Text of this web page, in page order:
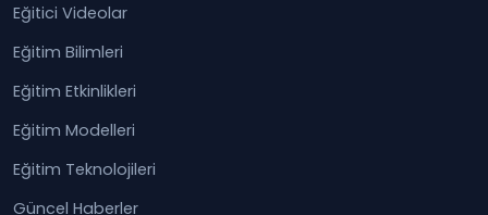
Eğitici Videolar
Eğitim Bilimleri
Eğitim Etkinlikleri
Eğitim Modelleri
Eğitim Teknolojileri
Güncel Haberler